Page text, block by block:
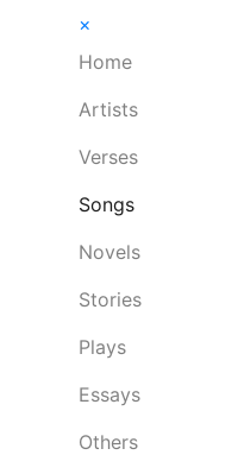
×
Home
Artists
Verses
Songs
Novels
Stories
Plays
Essays
Others